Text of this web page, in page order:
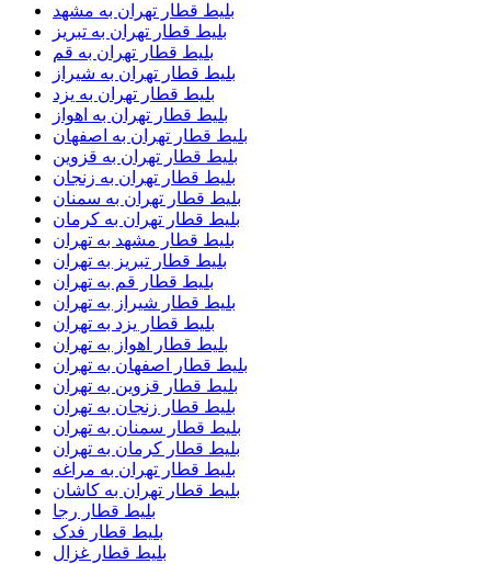
بلیط قطار تهران به مشهد
بلیط قطار تهران به تبریز
بلیط قطار تهران به قم
بلیط قطار تهران به شیراز
بلیط قطار تهران به یزد
بلیط قطار تهران به اهواز
بلیط قطار تهران به اصفهان
بلیط قطار تهران به قزوین
بلیط قطار تهران به زنجان
بلیط قطار تهران به سمنان
بلیط قطار تهران به کرمان
بلیط قطار مشهد به تهران
بلیط قطار تبریز به تهران
بلیط قطار قم به تهران
بلیط قطار شیراز به تهران
بلیط قطار یزد به تهران
بلیط قطار اهواز به تهران
بلیط قطار اصفهان به تهران
بلیط قطار قزوین به تهران
بلیط قطار زنجان به تهران
بلیط قطار سمنان به تهران
بلیط قطار کرمان به تهران
بلیط قطار تهران به مراغه
بلیط قطار تهران به کاشان
بلیط قطار رجا
بلیط قطار فدک
بلیط قطار غزال